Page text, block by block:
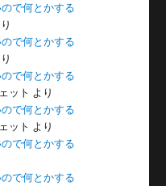
で何とかする
で何とかする
で何とかする
ット より
で何とかする
ット より
で何とかする
で何とかする